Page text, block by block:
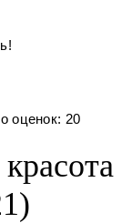
оценок: 20